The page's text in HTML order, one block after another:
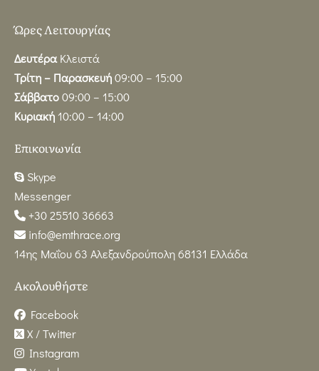
Ώρες Λειτουργίας
Δευτέρα Κλειστά
Τρίτη – Παρασκευή09:00 – 15:00
Σάββατο09:00 – 15:00
Κυριακή 10:00 – 14:00
Επικοινωνία
Skype
Messenger
+30 25510 36663
info@emthrace.org
14ης Μαΐου 63 Αλεξανδρούπολη 68131 Ελλάδα
Ακολουθήστε
Facebook
X / Twitter
Instagram